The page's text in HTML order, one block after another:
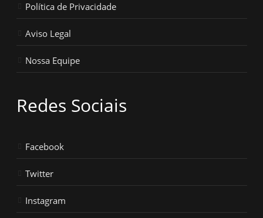
Política de Privacidade
Aviso Legal
Nossa Equipe
Redes Sociais
Facebook
Twitter
Instagram